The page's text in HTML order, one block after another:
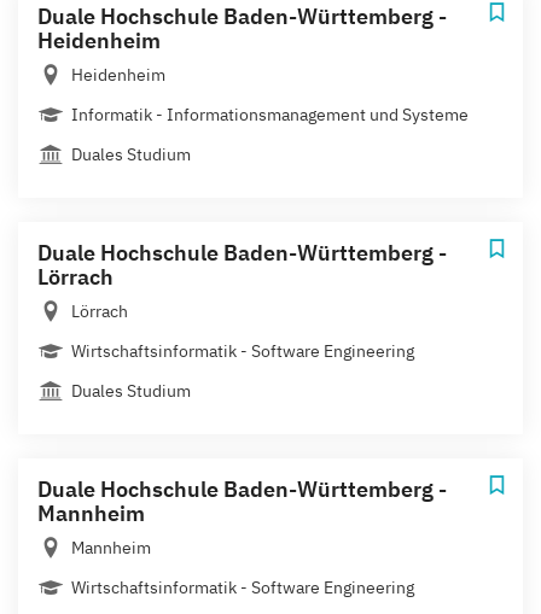
Duale Hochschule Baden-Württemberg -
Heidenheim
Heidenheim
Informatik - Informationsmanagement und Systeme
Duales Studium
Duale Hochschule Baden-Württemberg -
Lörrach
Lörrach
Wirtschaftsinformatik - Software Engineering
Duales Studium
Duale Hochschule Baden-Württemberg -
Mannheim
Mannheim
Wirtschaftsinformatik - Software Engineering